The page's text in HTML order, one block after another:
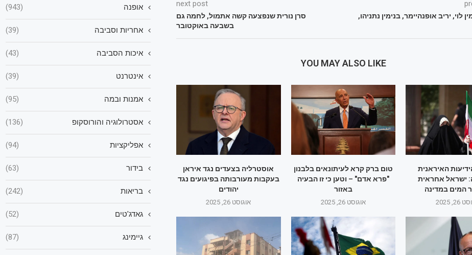
לוי, יריב אופנהיימר, בנימין נתניהו,
next post
סרן נורית שנפצעה קשה אתמול, לחמה גם
בשבעה באוקטובר
YOU MAY ALSO LIKE
אוסטרליה בצעדים נגד איראן
בעקבות מעורבותה בפיגועים נגד
יהודים
אוגוסט 26, 2025
טום ברק קרא לעיתונאים בלבנון
"פרא אדם" – וטען כי זו הבעיה
באזור
אוגוסט 26, 2025
האיראנית
ישראל אחראית
המים במדינה
2025
אופנה (943)
אחריות וסביבה (39)
איכות הסביבה (43)
אינטרנט (39)
אמנות ובמה (95)
אסטרולוגיה והורוסקופ (136)
אפליקציות (94)
בידור (63)
בריאות (242)
גאדג'טים (52)
גיימינג (87)